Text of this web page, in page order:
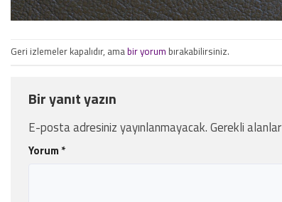
Geri izlemeler kapalıdır, amabir yorum bırakabilirsiniz.
Bir yanıt yazın
E-posta adresiniz yayınlanmayacak.Gerekli alanlar
Yorum *